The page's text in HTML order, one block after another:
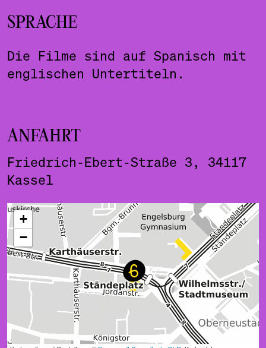
SPRACHE
Die Filme sind auf Spanisch mit
englischen Untertiteln.
ANFAHRT
Friedrich-Ebert-Straße 3, 34117
Kassel
ˇ